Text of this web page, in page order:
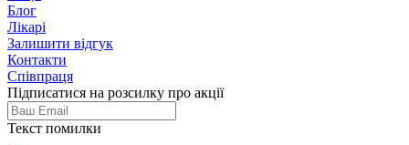
Блог
Лікарі
Залишити відгук
Контакти
Співпраця
Підписатися на розсилку про акції
Текст помилки